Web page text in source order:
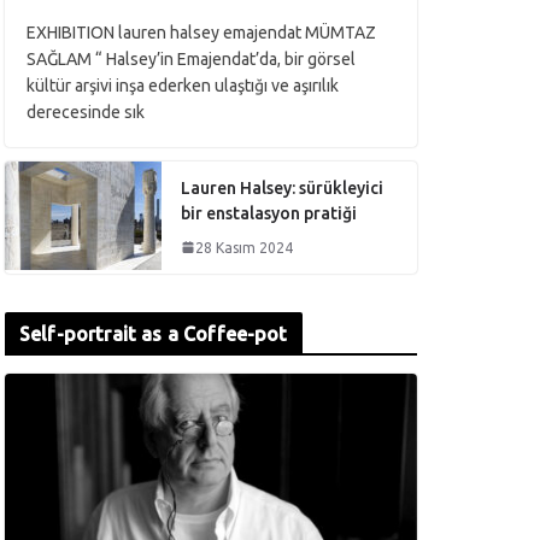
EXHIBITION lauren halsey emajendat MÜMTAZ
SAĞLAM “ Halsey’in Emajendat’da, bir görsel
kültür arşivi inşa ederken ulaştığı ve aşırılık
derecesinde sık
Lauren Halsey: sürükleyici
bir enstalasyon pratiği
28 Kasım 2024
Self-portrait as a Coffee-pot